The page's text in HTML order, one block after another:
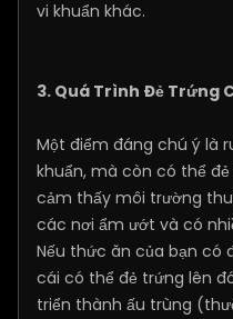
vi khuẩn khác.
3. Quá Trình Đẻ Trứng
Một điểm đáng chú ý là
khuẩn, mà còn có thể
cảm thấy môi trường
các nơi ẩm ướt và có
Nếu thức ăn của bạn có
cái có thể đẻ trứng lên
triển thành ấu trùng